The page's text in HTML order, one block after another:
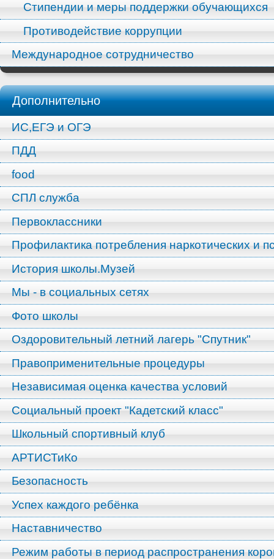
Стипендии и меры поддержки обучающихся
Противодействие коррупции
Международное сотрудничество
Дополнительно
ИС,ЕГЭ и ОГЭ
ПДД
food
СПЛ служба
Первоклассники
Профилактика потребления наркотических и
История школы.Музей
Мы - в социальных сетях
Фото школы
Оздоровительный летний лагерь "Спутник"
Правоприменительные процедуры
Независимая оценка качества условий
Социальный проект "Кадетский класс"
Школьный спортивный клуб
АРТИСТиКо
Безопасность
Успех каждого ребёнка
Наставничество
Режим работы в период распространения